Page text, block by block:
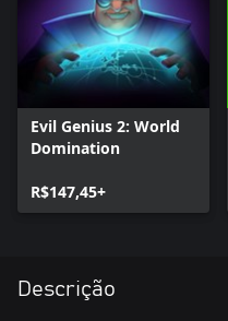
Evil Genius 2: World
Domination
R$147,45+
Descrição